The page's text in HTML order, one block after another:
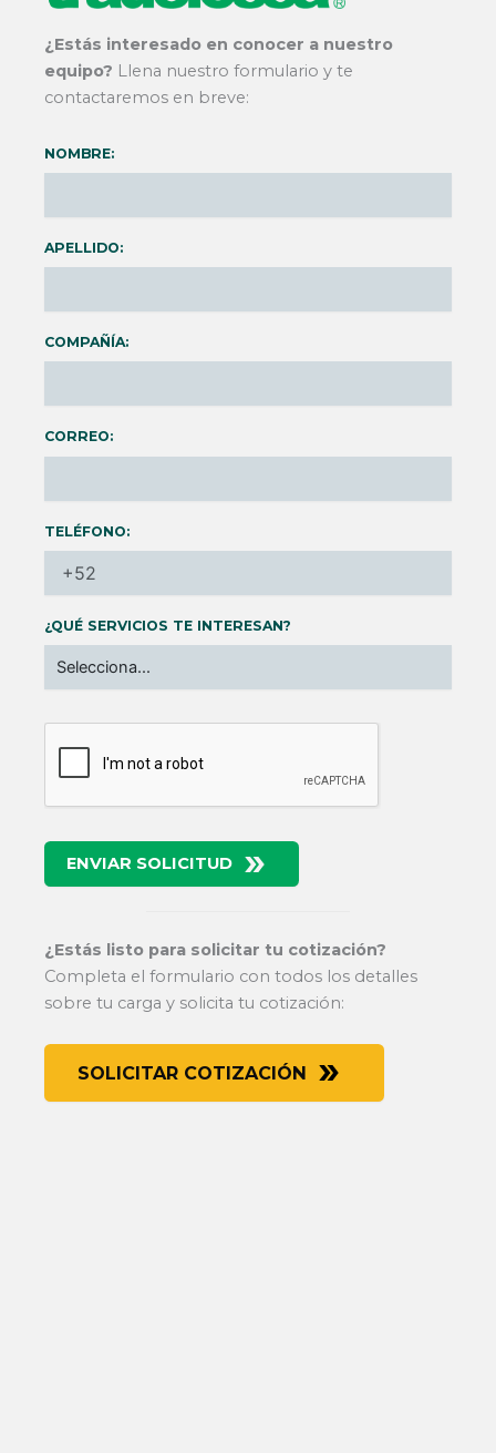
¿Estás interesado en conocer a nuestro
equipo? Llena nuestro formulario y te
contactaremos en breve:
NOMBRE:
APELLIDO:
COMPAÑÍA:
CORREO:
TELÉFONO:
¿QUÉ SERVICIOS TE INTERESAN?
ENVIAR SOLICITUD
¿Estás listo para solicitar tu cotización?
Completa el formulario con todos los detalles
sobre tu carga y solicita tu cotización:
SOLICITAR COTIZACIÓN